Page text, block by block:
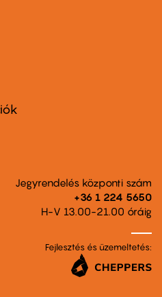
Jegyrendelés központi szám
+36 1 224 5650
H-V 13.00-21.00 óráig
Fejlesztés és üzemeltetés: